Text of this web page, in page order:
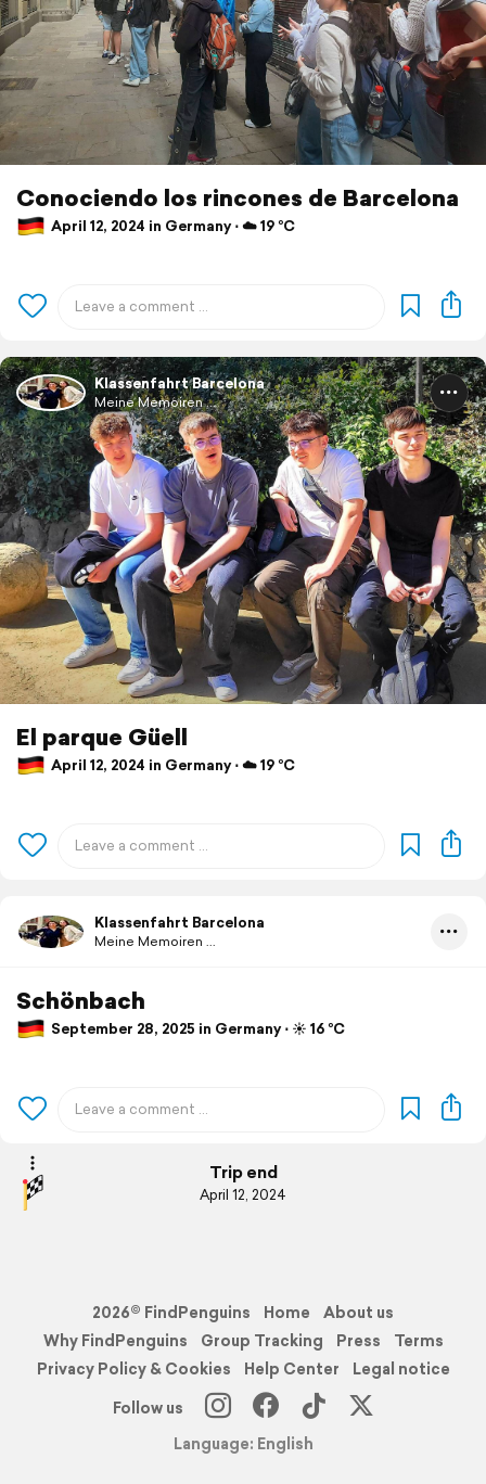
Conociendo los rincones de Barcelona
April 12, 2024 in Germany ⋅ ☁️ 19 °C
Klassenfahrt Barcelona
Meine Memoiren ...
El parque Güell
April 12, 2024 in Germany ⋅ ☁️ 19 °C
Klassenfahrt Barcelona
Meine Memoiren ...
Schönbach
September 28, 2025 in Germany ⋅ ☀️ 16 °C
Trip end
April 12, 2024
2026© FindPenguins Home
About us
Why FindPenguins
Group Tracking Press
Terms
Privacy Policy & Cookies
Help Center
Legal notice
Follow us
Language: English